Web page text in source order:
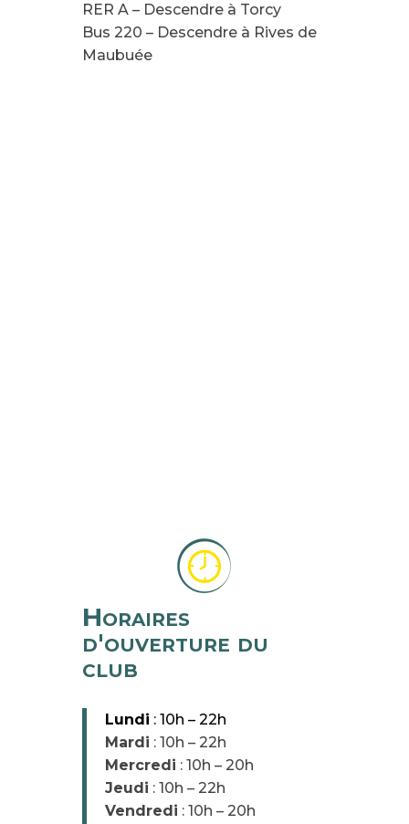
RER A – Descendre à Torcy
Bus 220 – Descendre à Rives de
Maubuée
Horaires
d'ouverture du
club
Lundi : 10h – 22h
Mardi : 10h – 22h
Mercredi : 10h – 20h
Jeudi : 10h – 22h
Vendredi : 10h – 20h